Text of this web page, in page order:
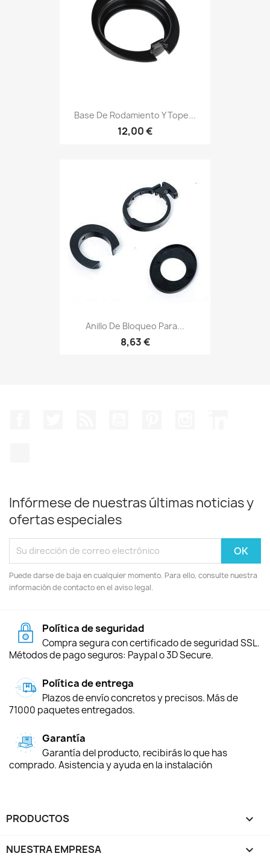
Base De Rodamiento Y Tope...
12,00 €
Anillo De Bloqueo Para...
8,63 €
Infórmese de nuestras últimas noticias y
ofertas especiales
Puede darse de baja en cualquier momento. Para ello, consulte nuestra
información de contacto en el aviso legal.
Política de seguridad
Compra segura con certificado de seguridad SSL.
Métodos de pago seguros: Paypal o 3D Secure.
Política de entrega
Plazos de envío concretos y precisos. Más de
71000 paquetes entregados.
Garantía
Garantía del producto, recibirás lo que has
comprado. Asistencia y ayuda en la instalación
PRODUCTOS 
NUESTRA EMPRESA 